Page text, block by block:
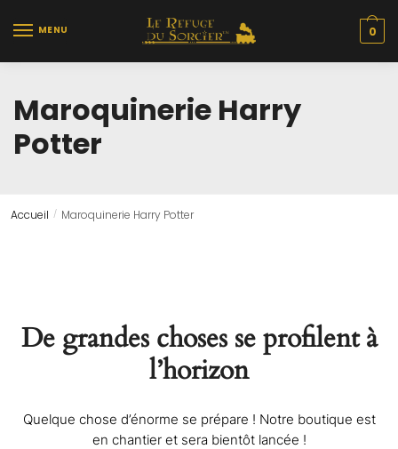
MENU 0
Maroquinerie Harry
Potter
Accueil / Maroquinerie Harry Potter
De grandes choses se profilent à
l’horizon
Quelque chose d’énorme se prépare ! Notre boutique est
en chantier et sera bientôt lancée !